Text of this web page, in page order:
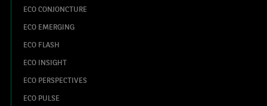
ECO CONJONCTURE
ECO EMERGING
ECO FLASH
ECO INSIGHT
ECO PERSPECTIVES
ECO PULSE